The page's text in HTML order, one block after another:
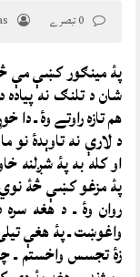
پۀ مينګور کښې مې
شان د تلنګ نه
هم تازه راوتے وۀ ـ
د لارې نه تاوېدۀ نو
او کله به پۀ شږلنه
پۀ مزغو کښې څۀ
روان وۀ ـ د هغه
واغوښت ـ پۀ هغې
زۀ تجسس واخستم ـ